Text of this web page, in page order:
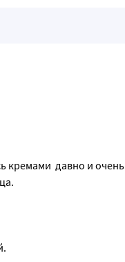
кремами  давно и очень